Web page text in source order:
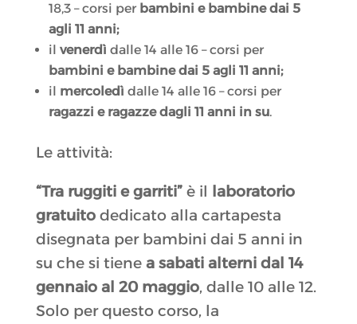
18,3 – corsi perbambini e bambine dai 5
agli 11 anni;
il venerdì dalle 14 alle 16 – corsi per
bambini e bambine dai 5 agli 11 anni;
il mercoledì dalle 14 alle 16 – corsi per
ragazzi e ragazze dagli 11 anni in su.
Le attività:
“Tra ruggiti e garriti” è il laboratorio
gratuitodedicato alla cartapesta
disegnata per bambini dai 5 anni in
su che si tiene a sabati alterni dal 14
gennaio al 20 maggio, dalle 10 alle 12.
Solo per questo corso, la